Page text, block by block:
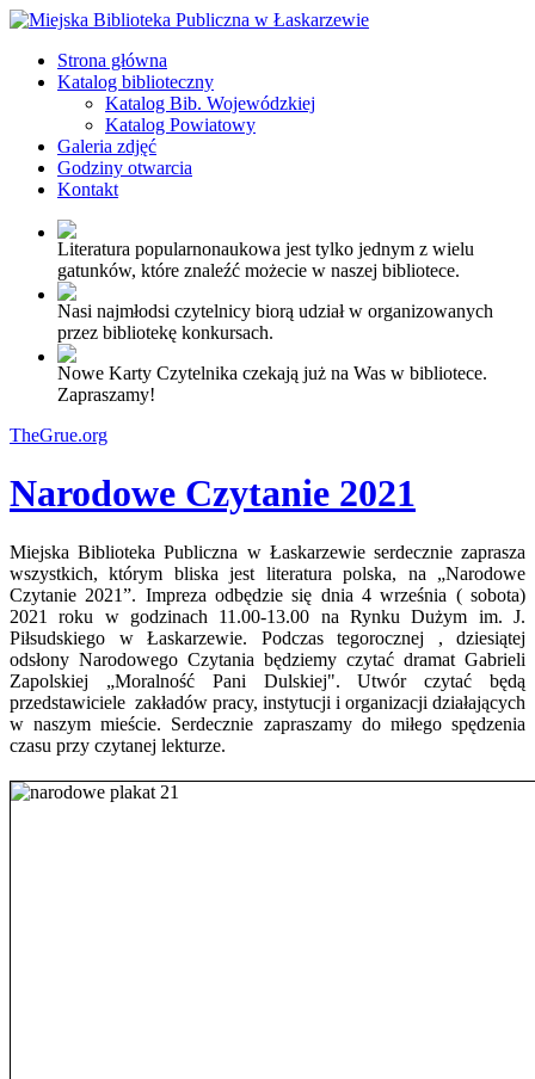
Strona główna
Katalog biblioteczny
Katalog Bib. Wojewódzkiej
Katalog Powiatowy
Galeria zdjęć
Godziny otwarcia
Kontakt
Literatura popularnonaukowa jest tylko jednym z wielu
gatunków, które znaleźć możecie w naszej bibliotece.
Nasi najmłodsi czytelnicy biorą udział w organizowanych
przez bibliotekę konkursach.
Nowe Karty Czytelnika czekają już na Was w bibliotece.
Zapraszamy!
TheGrue.org
Narodowe Czytanie 2021
Miejska Biblioteka Publiczna w Łaskarzewie serdecznie zaprasza
wszystkich, którym bliska jest literatura polska, na „Narodowe
Czytanie 2021”. Impreza odbędzie się dnia 4 września ( sobota)
2021 roku w godzinach 11.00-13.00 na Rynku Dużym im. J.
Piłsudskiego w Łaskarzewie. Podczas tegorocznej , dziesiątej
odsłony Narodowego Czytania będziemy czytać dramat Gabrieli
Zapolskiej „Moralność Pani Dulskiej". Utwór czytać będą
przedstawiciele zakładów pracy, instytucji i organizacji działających
w naszym mieście. Serdecznie zapraszamy do miłego spędzenia
czasu przy czytanej lekturze.